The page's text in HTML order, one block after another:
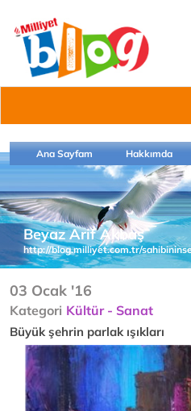
Ana Sayfam Hakkımda
Beyaz Arif Akbaş
http://blog.milliyet.com.tr/
03 Ocak '16
Kategori Kültür - Sanat
Büyük şehrin parlak ışıkları